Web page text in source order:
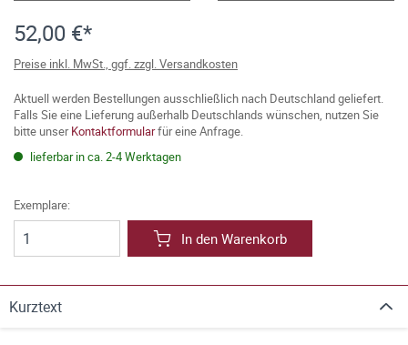
52,00 €*
Preise inkl. MwSt., ggf. zzgl. Versandkosten
Aktuell werden Bestellungen ausschließlich nach Deutschland geliefert.
Falls Sie eine Lieferung außerhalb Deutschlands wünschen, nutzen Sie
bitte unserKontaktformularfür eine Anfrage.
lieferbar in ca. 2-4 Werktagen
Exemplare:
In den Warenkorb
Kurztext